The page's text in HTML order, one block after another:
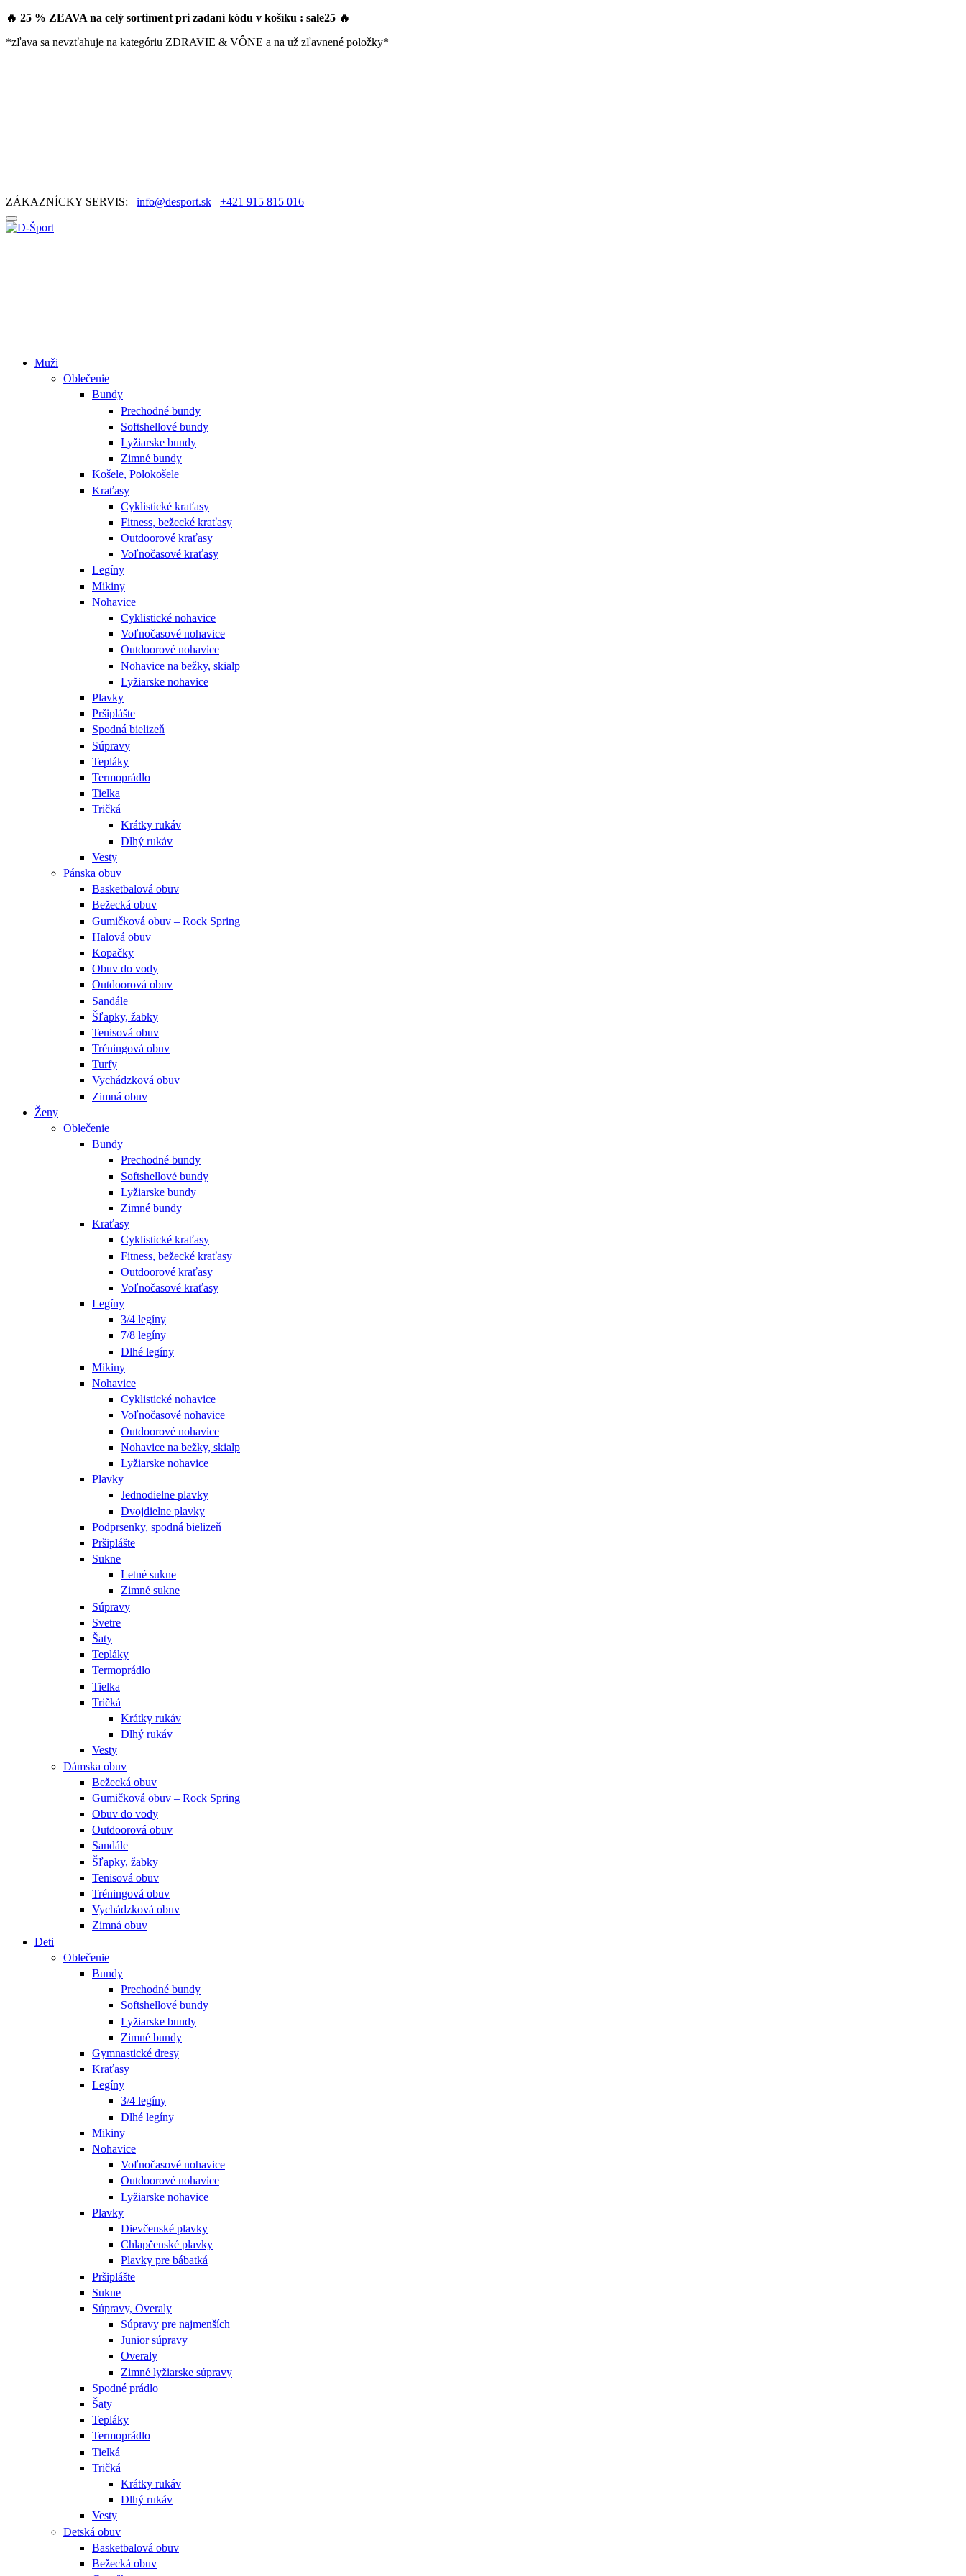
🔥 25 % ZĽAVA na celý sortiment pri zadaní kódu v košíku : sale25 🔥
*zľava sa nevzťahuje na kategóriu ZDRAVIE & VÔNE a na už zľavnené položky*
ZÁKAZNÍCKY SERVIS: info@desport.sk +421 915 815 016
Muži
Oblečenie
Bundy
Prechodné bundy
Softshellové bundy
Lyžiarske bundy
Zimné bundy
Košele, Polokošele
Kraťasy
Cyklistické kraťasy
Fitness, bežecké kraťasy
Outdoorové kraťasy
Voľnočasové kraťasy
Legíny
Mikiny
Nohavice
Cyklistické nohavice
Voľnočasové nohavice
Outdoorové nohavice
Nohavice na bežky, skialp
Lyžiarske nohavice
Plavky
Pršiplášte
Spodná bielizeň
Súpravy
Tepláky
Termoprádlo
Tielka
Tričká
Krátky rukáv
Dlhý rukáv
Vesty
Pánska obuv
Basketbalová obuv
Bežecká obuv
Gumičková obuv – Rock Spring
Halová obuv
Kopačky
Obuv do vody
Outdoorová obuv
Sandále
Šľapky, žabky
Tenisová obuv
Tréningová obuv
Turfy
Vychádzková obuv
Zimná obuv
Ženy
Oblečenie
Bundy
Prechodné bundy
Softshellové bundy
Lyžiarske bundy
Zimné bundy
Kraťasy
Cyklistické kraťasy
Fitness, bežecké kraťasy
Outdoorové kraťasy
Voľnočasové kraťasy
Legíny
3/4 legíny
7/8 legíny
Dlhé legíny
Mikiny
Nohavice
Cyklistické nohavice
Voľnočasové nohavice
Outdoorové nohavice
Nohavice na bežky, skialp
Lyžiarske nohavice
Plavky
Jednodielne plavky
Dvojdielne plavky
Podprsenky, spodná bielizeň
Pršiplášte
Sukne
Letné sukne
Zimné sukne
Súpravy
Svetre
Šaty
Tepláky
Termoprádlo
Tielka
Tričká
Krátky rukáv
Dlhý rukáv
Vesty
Dámska obuv
Bežecká obuv
Gumičková obuv – Rock Spring
Obuv do vody
Outdoorová obuv
Sandále
Šľapky, žabky
Tenisová obuv
Tréningová obuv
Vychádzková obuv
Zimná obuv
Deti
Oblečenie
Bundy
Prechodné bundy
Softshellové bundy
Lyžiarske bundy
Zimné bundy
Gymnastické dresy
Kraťasy
Legíny
3/4 legíny
Dlhé legíny
Mikiny
Nohavice
Voľnočasové nohavice
Outdoorové nohavice
Lyžiarske nohavice
Plavky
Dievčenské plavky
Chlapčenské plavky
Plavky pre bábatká
Pršiplášte
Sukne
Súpravy, Overaly
Súpravy pre najmenších
Junior súpravy
Overaly
Zimné lyžiarske súpravy
Spodné prádlo
Šaty
Tepláky
Termoprádlo
Tielká
Tričká
Krátky rukáv
Dlhý rukáv
Vesty
Detská obuv
Basketbalová obuv
Bežecká obuv